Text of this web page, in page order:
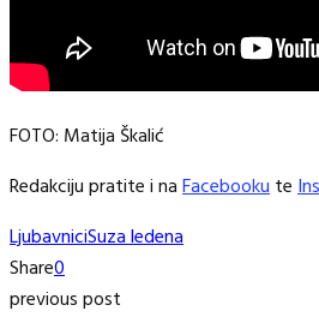
FOTO: Matija Škalić
Redakciju pratite i naFacebookute
LjubavniciSuza ledena
Share0
previous post